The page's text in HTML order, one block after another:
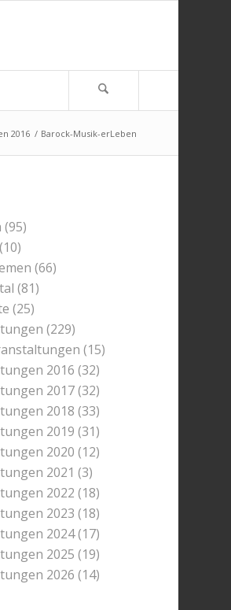
2016 / Barock-Musik-erLeben
(95)
(66)
(81)
(25)
(229)
(15)
2016 (32)
2017(32)
2018 (33)
2019 (31)
2020 (12)
2021 (3)
2022 (18)
2023 (18)
2024(17)
2025 (19)
2026 (14)